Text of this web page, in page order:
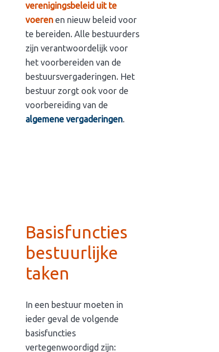
verenigingsbeleid uit te
voeren en nieuw beleid voor
te bereiden. Alle bestuurders
zijn verantwoordelijk voor
het voorbereiden van de
bestuursvergaderingen. Het
bestuur zorgt ook voor de
voorbereiding van de
algemene vergaderingen.
Basisfuncties
bestuurlijke
taken
In een bestuur moeten in
ieder geval de volgende
basisfuncties
vertegenwoordigd zijn: